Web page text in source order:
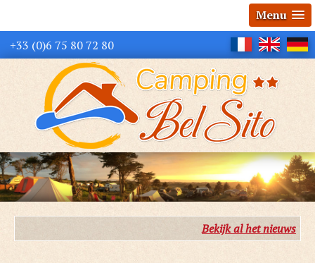
Menu
+33 (0)6 75 80 72 80
Bekijk al het nieuws